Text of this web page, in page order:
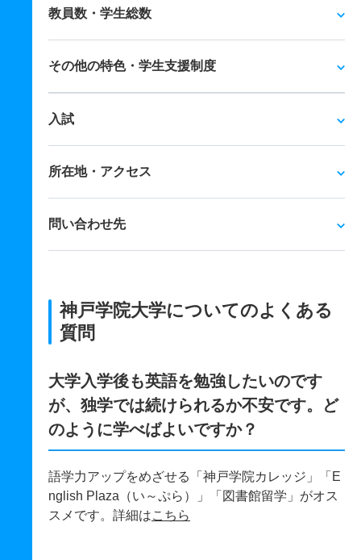
教員数・学生総数
その他の特色・学生支援制度
入試
所在地・アクセス
問い合わせ先
神戸学院大学についてのよくある
質問
大学入学後も英語を勉強したいのです
が、独学では続けられるか不安です。ど
のように学べばよいですか？
語学力アップをめざせる「神戸学院カレッジ」「E
nglish Plaza（い～ぷら）」「図書館留学」がオス
スメです。詳細はこちら